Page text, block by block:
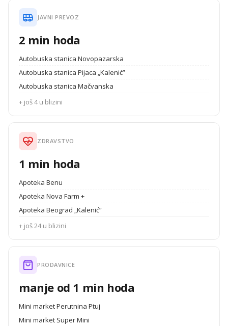
JAVNI PREVOZ
2 min hoda
Autobuska stanica Novopazarska
Autobuska stanica Pijaca „Kalenić”
Autobuska stanica Mačvanska
+ još 4 u blizini
ZDRAVSTVO
1 min hoda
Apoteka Benu
Apoteka Nova Farm +
Apoteka Beograd „Kalenić”
+ još 24 u blizini
PRODAVNICE
manje od 1 min hoda
Mini market Perutnina Ptuj
Mini market Super Mini